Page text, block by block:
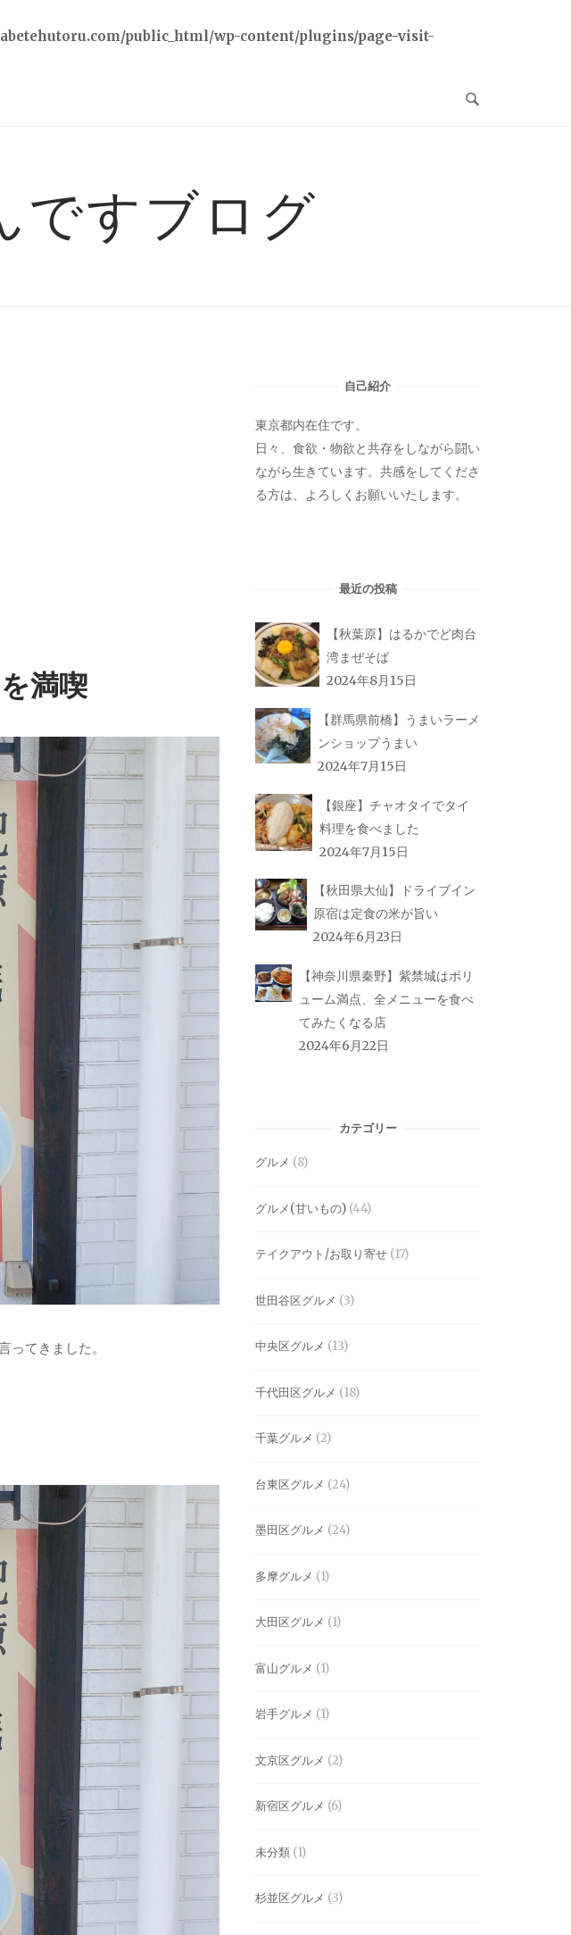
public_html/wp-content/plugins/page-visit-
ですブログ
満喫
てきました。
自己紹介
東京都内在住です。
日々、食欲・物欲と共存をしながら闘い
ながら生きています。共感をしてくださ
る方は、よろしくお願いいたします。
最近の投稿
【秋葉原】はるかでど肉台
湾まぜそば
2024年8月15日
【群馬県前橋】うまいラーメ
ンショップうまい
2024年7月15日
【銀座】チャオタイでタイ
料理を食べました
2024年7月15日
【秋田県大仙】ドライブイン
原宿は定食の米が旨い
2024年6月23日
【神奈川県秦野】紫禁城はボリ
ューム満点、全メニューを食べ
てみたくなる店
2024年6月22日
カテゴリー
グルメ (8)
グルメ(甘いもの) (44)
テイクアウト/お取り寄せ (17)
世田谷区グルメ (3)
中央区グルメ (13)
千代田区グルメ (18)
千葉グルメ (2)
台東区グルメ (24)
墨田区グルメ (24)
多摩グルメ (1)
大田区グルメ (1)
富山グルメ (1)
岩手グルメ (1)
文京区グルメ (2)
新宿区グルメ (6)
未分類 (1)
杉並区グルメ (3)